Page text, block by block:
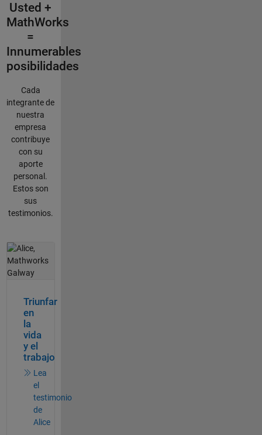
Usted +
MathWorks
=
Innumerables
posibilidades
Cada
integrante de
nuestra
empresa
contribuye
con su
aporte
personal.
Estos son
sus
testimonios.
Navegación de panel
Triunfar
en
la
vida
y el
trabajo
Lea
el
testimonio
de
Alice